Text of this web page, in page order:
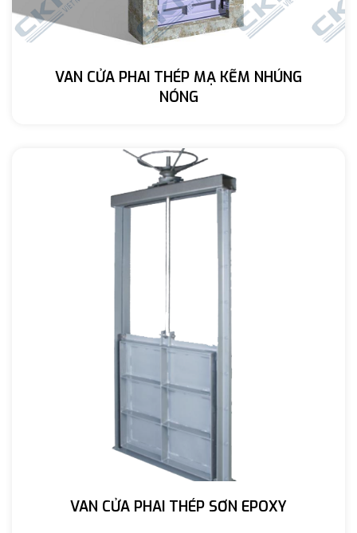
VAN CỬA PHAI THÉP MẠ KẼM NHÚNG
NÓNG
VAN CỬA PHAI THÉP SƠN EPOXY